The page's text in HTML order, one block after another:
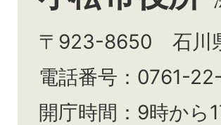
〒923-8650 石川
電話番号：0761-
開庁時間：9時から